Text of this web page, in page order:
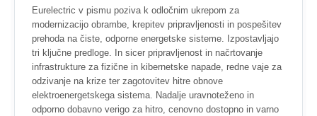
Eurelectric v pismu poziva k odločnim ukrepom za
modernizacijo obrambe, krepitev pripravljenosti in pospešitev
prehoda na čiste, odporne energetske sisteme. Izpostavljajo
tri ključne predloge. In sicer pripravljenost in načrtovanje
infrastrukture za fizične in kibernetske napade, redne vaje za
odzivanje na krize ter zagotovitev hitre obnove
elektroenergetskega sistema. Nadalje uravnoteženo in
odporno dobavno verigo za hitro, cenovno dostopno in varno